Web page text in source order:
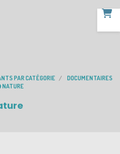
PAR CATÉGORIE
DOCUMENTAIRES
NATURE